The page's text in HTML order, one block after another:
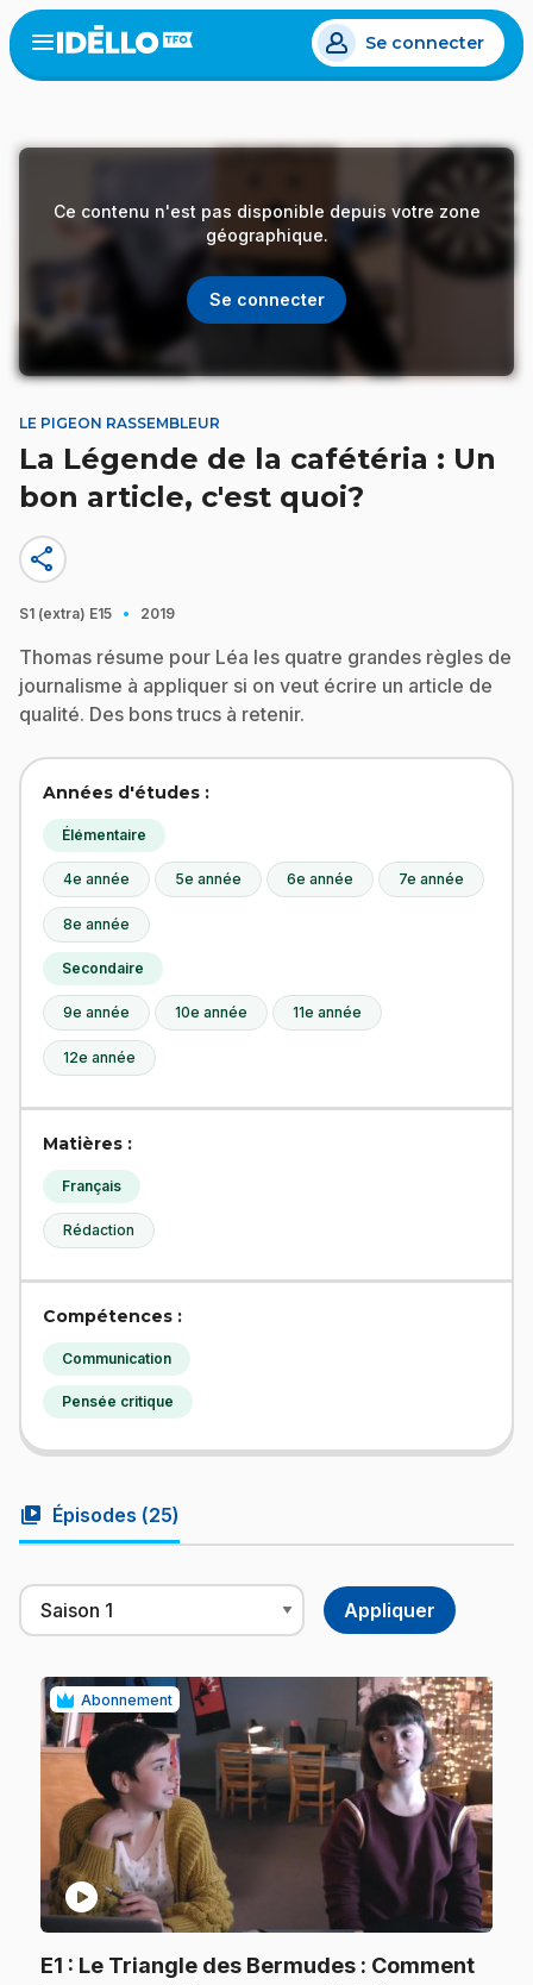
Aller
au
contenu
Open
menu
Se connecter
Ce contenu n'est pas disponible depuis votre zone
géographique.
Se connecter
LE PIGEON RASSEMBLEUR
La Légende de la cafétéria : Un
bon article, c'est quoi?
share
S1 (extra) E15 · 2019
Thomas résume pour Léa les quatre grandes règles de
journalisme à appliquer si on veut écrire un article de
qualité. Des bons trucs à retenir.
Années d'études :
Élémentaire
4e année 5e année 6e année 7e année
8e année
Secondaire
9e année 10e année 11e année
12e année
Matières :
Français
Rédaction
Compétences :
Communication
Pensée critique
video_library Épisodes (25)
Abonnement
play_circle
E1 : Le Triangle des Bermudes : Comment